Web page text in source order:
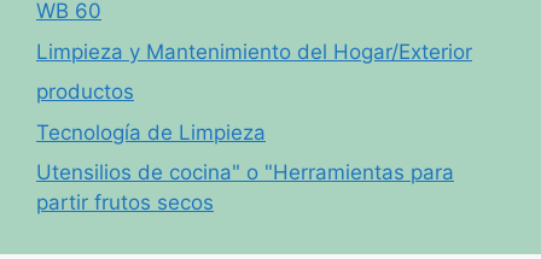
WB 60
Limpieza y Mantenimiento del Hogar/Exterior
productos
Tecnología de Limpieza
Utensilios de cocina" o "Herramientas para
partir frutos secos